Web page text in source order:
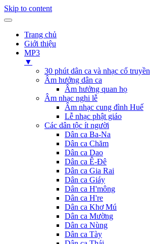
Skip to content
Trang chủ
Giới thiệu
MP3
▼
30 phút dân ca và nhạc cổ truyền
Âm hưởng dân ca
Âm hưởng quan họ
Âm nhạc nghi lễ
Âm nhạc cung đình Huế
Lễ nhạc phật giáo
Các dân tộc ít người
Dân ca Ba-Na
Dân ca Chăm
Dân ca Dao
Dân ca Ê-Đê
Dân ca Gia Rai
Dân ca Giáy
Dân ca H'mông
Dân ca H're
Dân ca Khơ Mú
Dân ca Mường
Dân ca Nùng
Dân ca Tày